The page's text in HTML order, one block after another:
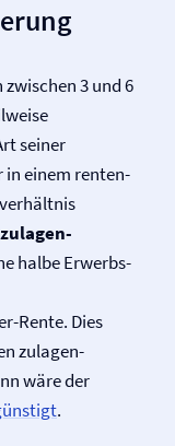
3 und 6
seiner
in einem renten­
halbe Erwerbs­
Rente. Dies
zulagen­
wäre der
.